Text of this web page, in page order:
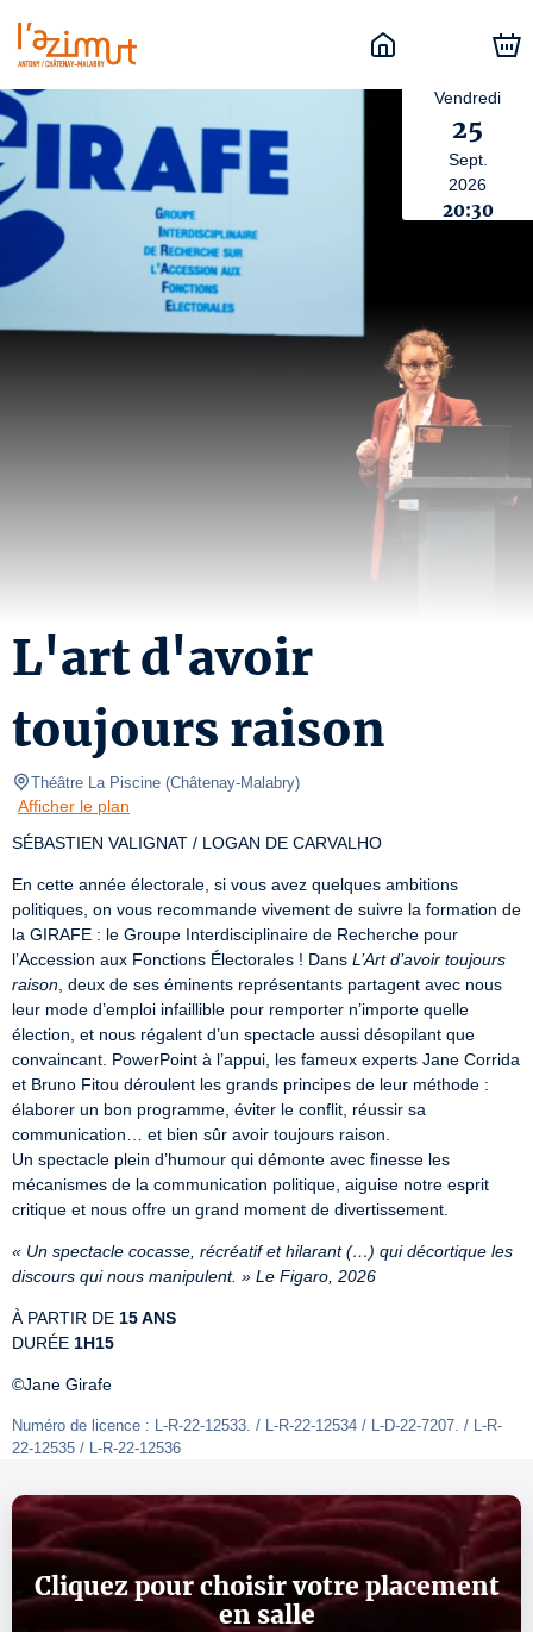
Vendredi
25
Sept.
2026
20:30
L'art d'avoir
toujours raison
Théâtre La Piscine (Châtenay-Malabry)
Afficher le plan
SÉBASTIEN VALIGNAT / LOGAN DE CARVALHO
En cette année électorale, si vous avez quelques ambitions
politiques, on vous recommande vivement de suivre la formation de
la GIRAFE : le Groupe Interdisciplinaire de Recherche pour
l’Accession aux Fonctions Électorales ! Dans L’Art d’avoir toujours
raison , deux de ses éminents représentants partagent avec nous
leur mode d’emploi infaillible pour remporter n’importe quelle
élection, et nous régalent d’un spectacle aussi désopilant que
convaincant. PowerPoint à l’appui, les fameux experts Jane Corrida
et Bruno Fitou déroulent les grands principes de leur méthode :
élaborer un bon programme, éviter le conflit, réussir sa
communication… et bien sûr avoir toujours raison.
Un spectacle plein d’humour qui démonte avec finesse les
mécanismes de la communication politique, aiguise notre esprit
critique et nous offre un grand moment de divertissement.
« Un spectacle cocasse, récréatif et hilarant (…) qui décortique les
discours qui nous manipulent. » Le Figaro, 2026
À PARTIR DE 15 ANS
DURÉE 1H15
©Jane Girafe
Numéro de licence : L-R-22-12533. / L-R-22-12534 / L-D-22-7207. / L-R-
22-12535 / L-R-22-12536
Cliquez pour choisir votre placement
en salle